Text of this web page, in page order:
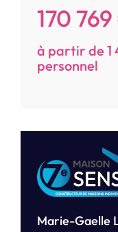
170
à partir de 1
personnel
Marie-Gaelle